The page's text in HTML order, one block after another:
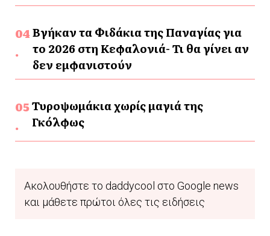
Βγήκαν τα Φιδάκια της Παναγίας για
το 2026 στη Κεφαλονιά- Τι θα γίνει αν
δεν εμφανιστούν
Τυροψωμάκια χωρίς μαγιά της
Γκόλφως
Ακολουθήστε το daddycool στο Google news
και μάθετε πρώτοι όλες τις ειδήσεις